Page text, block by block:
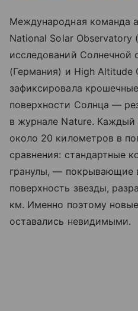
Международная команда
National Solar
исследований Солнечной
(Германия) и High Altitude
зафиксировала
поверхности Солнца —
в журнале Nature. Каждый
около 20 километров в
сравнения: стандартные
гранулы, — покрывающие
поверхность звезды,
км. Именно поэтому
оставались невидимыми.